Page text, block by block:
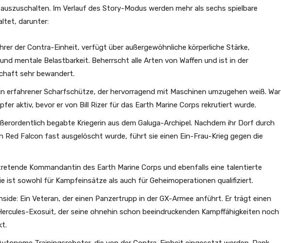
Im Verlauf des Story-Modus werden mehr als sechs spielbare
darunter:
der Contra-Einheit, verfügt über außergewöhnliche körperliche Stärke,
mentale Belastbarkeit. Beherrscht alle Arten von Waffen und ist in der
sehr bewandert.
erfahrener Scharfschütze, der hervorragend mit Maschinen umzugehen weiß. War
aktiv, bevor er von Bill Rizer für das Earth Marine Corps rekrutiert wurde.
begabte Kriegerin aus dem Galuga-Archipel. Nachdem ihr Dorf durch
Red Falcon fast ausgelöscht wurde, führt sie einen Ein-Frau-Krieg gegen die
Kommandantin des Earth Marine Corps und ebenfalls eine talentierte
ist sowohl für Kampfeinsätze als auch für Geheimoperationen qualifiziert.
Ein Veteran, der einen Panzertrupp in der GX-Armee anführt. Er trägt einen
Exosuit, der seine ohnehin schon beeindruckenden Kampffähigkeiten noch